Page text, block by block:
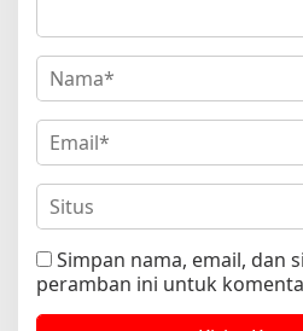
Simpan nama, email, dan
peramban ini untuk